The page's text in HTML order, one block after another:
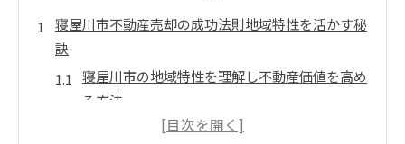
寝屋川市不動産売却の成功法則地域特性を活かす秘
訣
寝屋川市の地域特性を理解し不動産価値を高め
る方法
地域の魅力を最大限に活かした売却戦略の立案